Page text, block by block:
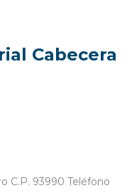
Cabecera
C.P. 93990 Teléfono